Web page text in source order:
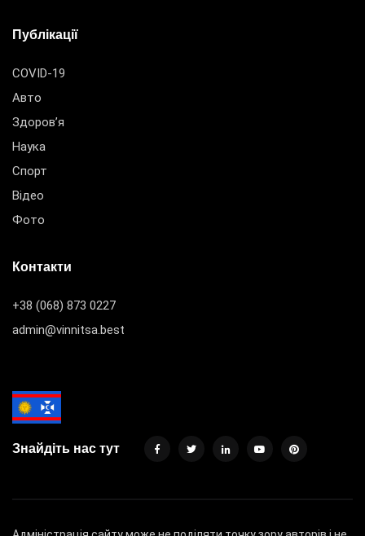
Публікації
COVID-19
Авто
Здоров’я
Наука
Спорт
Відео
Фото
Контакти
+38 (068) 873 0227
admin@vinnitsa.best
Знайдіть нас тут